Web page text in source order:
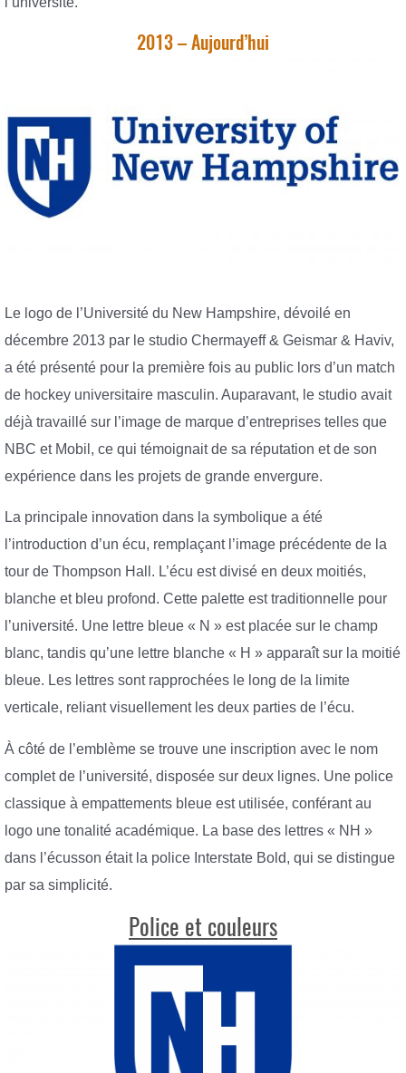
2013 – Aujourd’hui
Le logo de l’Université du New Hampshire, dévoilé en
décembre 2013 par le studio Chermayeff & Geismar & Haviv,
a été présenté pour la première fois au public lors d’un match
de hockey universitaire masculin. Auparavant, le studio avait
déjà travaillé sur l’image de marque d’entreprises telles que
NBC et Mobil, ce qui témoignait de sa réputation et de son
expérience dans les projets de grande envergure.
La principale innovation dans la symbolique a été
l’introduction d’un écu, remplaçant l’image précédente de la
tour de Thompson Hall. L’écu est divisé en deux moitiés,
blanche et bleu profond. Cette palette est traditionnelle pour
l’université. Une lettre bleue « N » est placée sur le champ
blanc, tandis qu’une lettre blanche « H » apparaît sur la moitié
bleue. Les lettres sont rapprochées le long de la limite
verticale, reliant visuellement les deux parties de l’écu.
À côté de l’emblème se trouve une inscription avec le nom
complet de l’université, disposée sur deux lignes. Une police
classique à empattements bleue est utilisée, conférant au
logo une tonalité académique. La base des lettres « NH »
dans l’écusson était la police Interstate Bold, qui se distingue
par sa simplicité.
Police et couleurs